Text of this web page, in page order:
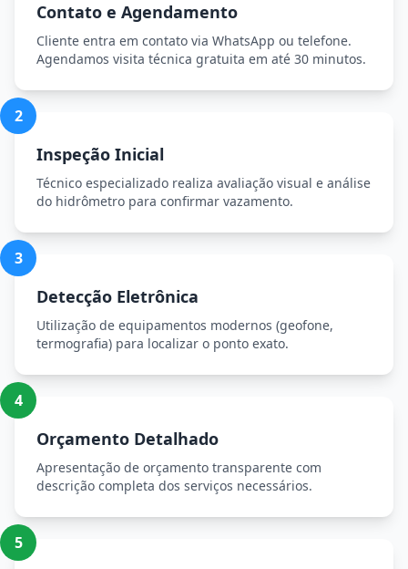
Contato e Agendamento
Cliente entra em contato via WhatsApp ou telefone.
Agendamos visita técnica gratuita em até 30 minutos.
2
Inspeção Inicial
Técnico especializado realiza avaliação visual e análise
do hidrômetro para confirmar vazamento.
3
Detecção Eletrônica
Utilização de equipamentos modernos (geofone,
termografia) para localizar o ponto exato.
4
Orçamento Detalhado
Apresentação de orçamento transparente com
descrição completa dos serviços necessários.
5